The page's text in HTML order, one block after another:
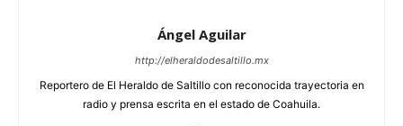
Ángel Aguilar
http://elheraldodesaltillo.mx
Reportero de El Heraldo de Saltillo con reconocida trayectoria en
radio y prensa escrita en el estado de Coahuila.